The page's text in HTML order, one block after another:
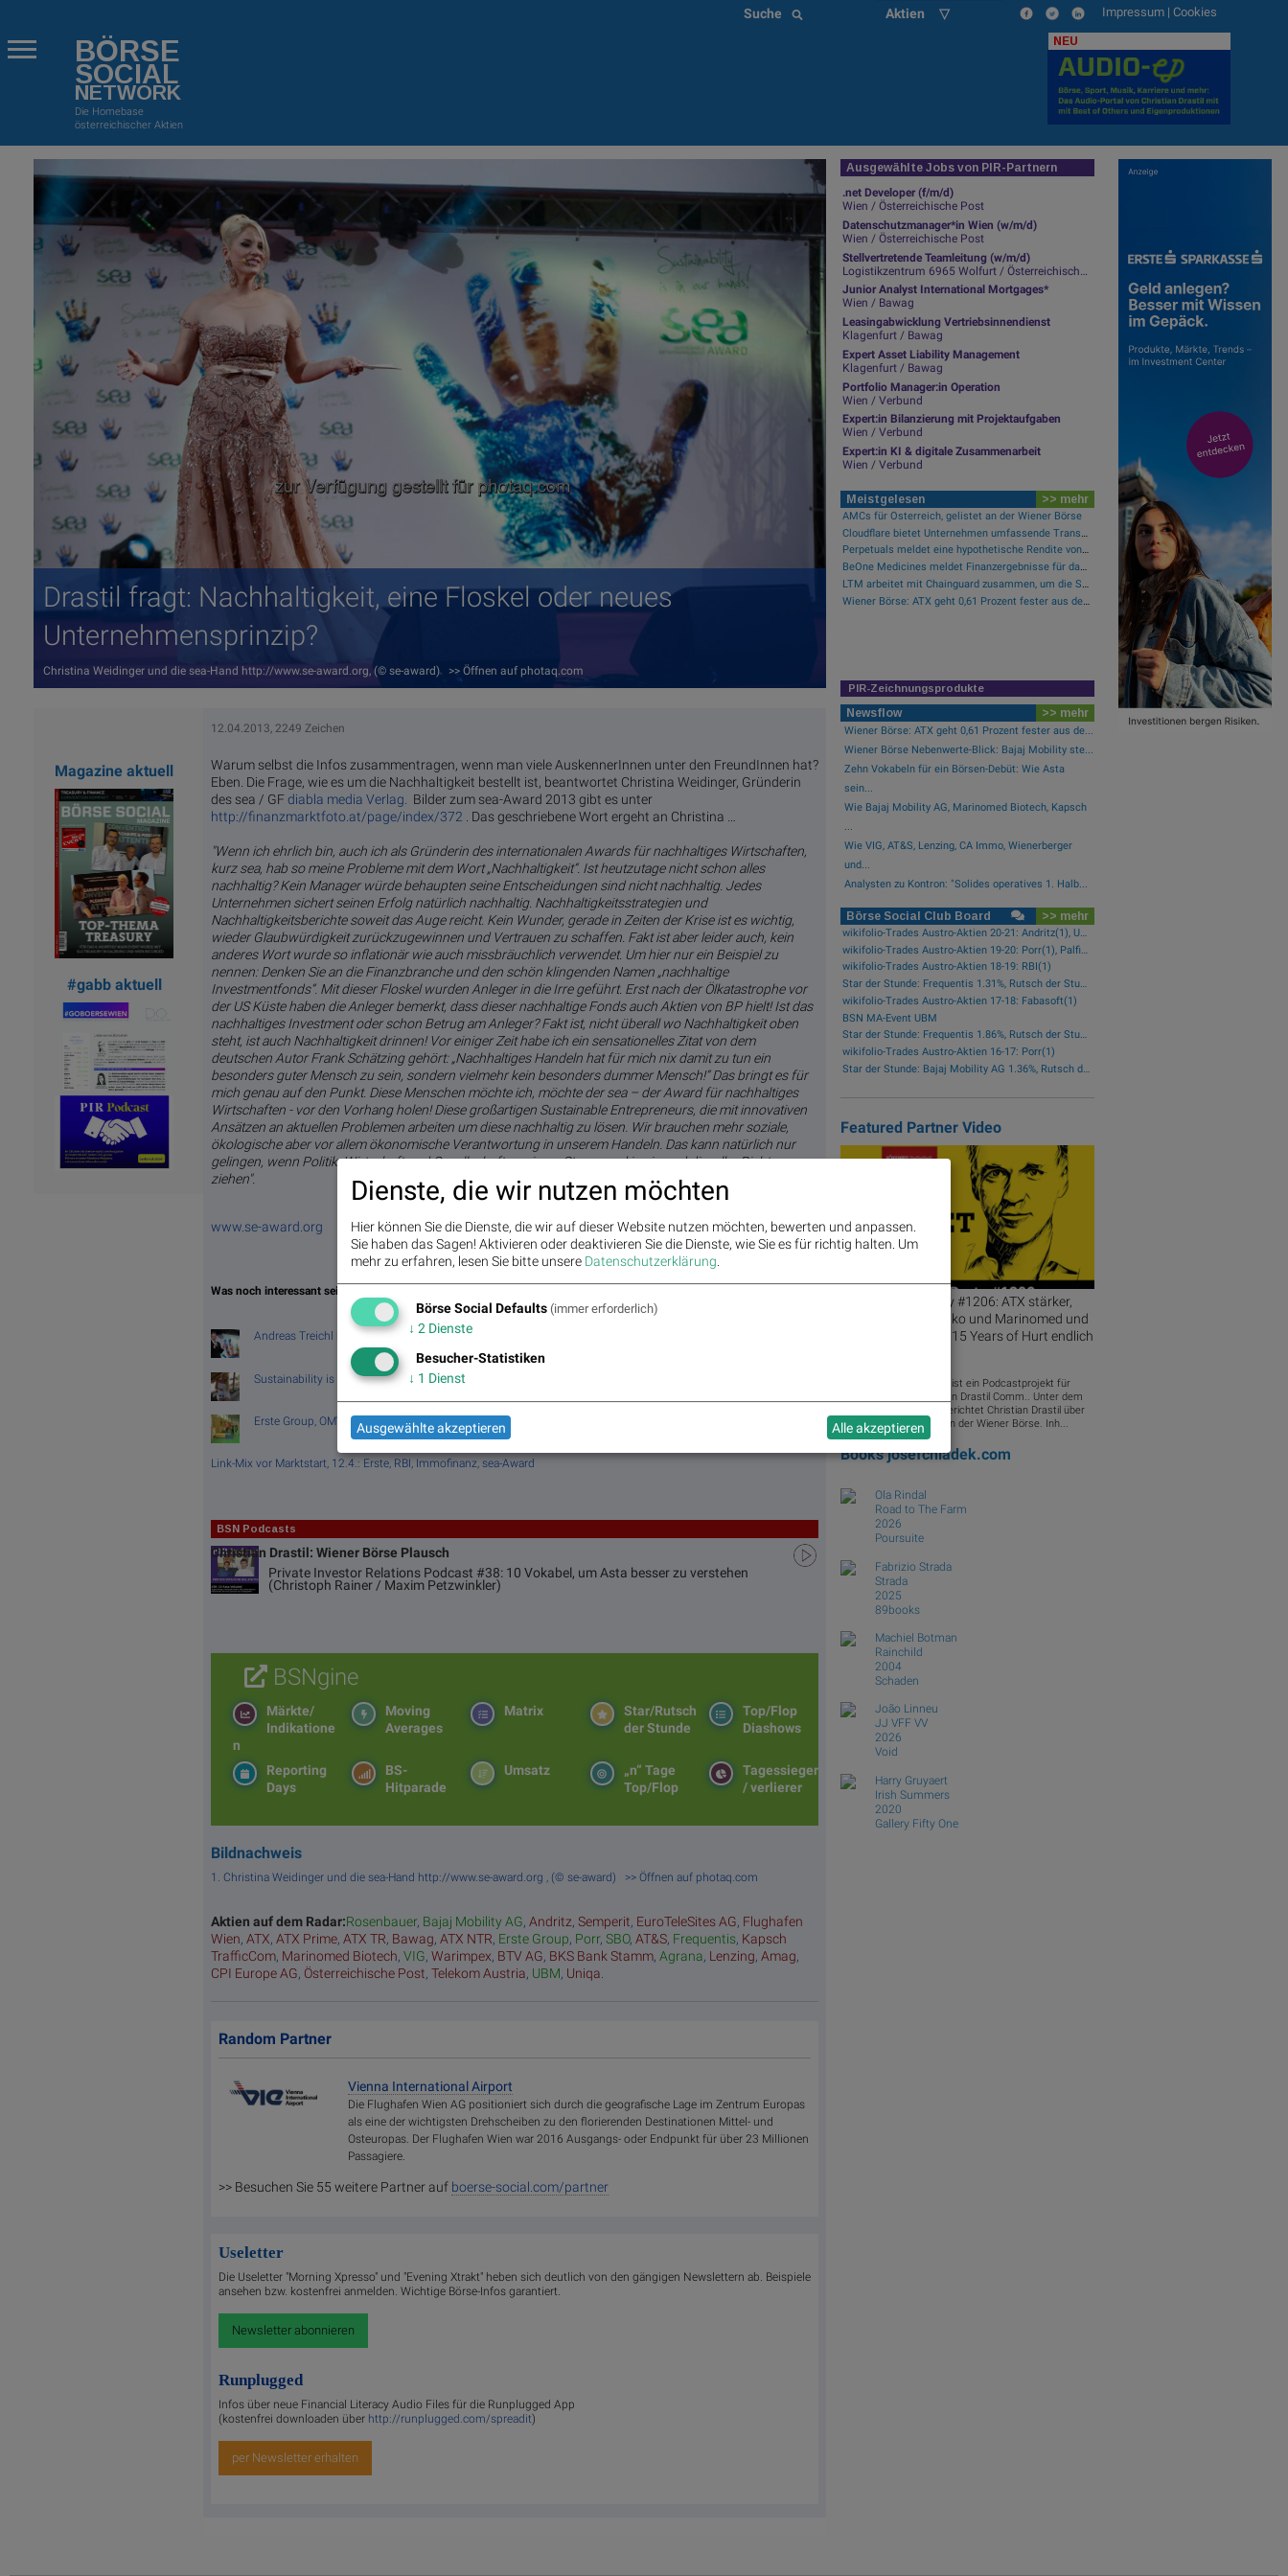
Suche Aktien ▽ Impressum | Cookies
BÖRSE
SOCIAL
NETWORK
Die Homebase
österreichischer Aktien
NEU
Drastil fragt: Nachhaltigkeit, eine Floskel oder neues
Unternehmensprinzip?
Christina Weidinger und die sea-Hand http://www.se-award.org, (© se-award) >> Öffnen auf photaq.com
Magazine aktuell
#gabb aktuell
12.04.2013, 2249 Zeichen
Warum selbst die Infos zusammentragen, wenn man viele AuskennerInnen unter den FreundInnen hat?
Eben. Die Frage, wie es um die Nachhaltigkeit bestellt ist, beantwortet Christina Weidinger, Gründerin
des sea / GFdiabla media Verlag.
Bilder zum sea-Award 2013 gibt es unter
http://finanzmarktfoto.at/page/index/372 . Das geschriebene Wort ergeht an Christina …
"Wenn ich ehrlich bin, auch ich als Gründerin des internationalen Awards für nachhaltiges Wirtschaften,
kurz sea, hab so meine Probleme mit dem Wort „Nachhaltigkeit“. Ist heutzutage nicht schon alles
nachhaltig? Kein Manager würde behaupten seine Entscheidungen sind nicht nachhaltig. Jedes
Unternehmen sichert seinen Erfolg natürlich nachhaltig. Nachhaltigkeitsstrategien und
Nachhaltigkeitsberichte soweit das Auge reicht. Kein Wunder, gerade in Zeiten der Krise ist es wichtig,
wieder Glaubwürdigkeit zurückzugewinnen und Vertrauen zu schaffen. Fakt ist aber leider auch, kein
anderes Wort wurde so inflationär wie auch missbräuchlich verwendet. Um hier nur ein Beispiel zu
nennen: Denken Sie an die Finanzbranche und den schön klingenden Namen „nachhaltige
Investmentfonds“. Mit dieser Floskel wurden Anleger in die Irre geführt. Erst nach der Ölkatastrophe vor
der US Küste haben die Anleger bemerkt, dass dieser nachhaltige Fonds auch Aktien von BP hielt! Ist das
nachhaltiges Investment oder schon Betrug am Anleger? Fakt ist, nicht überall wo Nachhaltigkeit oben
steht, ist auch Nachhaltigkeit drinnen! Vor einiger Zeit habe ich ein sensationelles Zitat von dem
deutschen Autor Frank Schätzing gehört: „Nachhaltiges Handeln hat für mich nix damit zu tun ein
besonders guter Mensch zu sein, sondern vielmehr kein besonders dummer Mensch!“ Das bringt es für
mich genau auf den Punkt. Diese Menschen möchte ich, möchte der sea – der Award für nachhaltiges
Wirtschaften - vor den Vorhang holen! Diese großartigen Sustainable Entrepreneurs, die mit innovativen
Ansätzen an aktuellen Problemen arbeiten um diese nachhaltig zu lösen. Wir brauchen mehr soziale,
ökologische aber vor allem ökonomische Verantwortung in unserem Handeln. Das kann natürlich nur
gelingen, wenn Politik, Wirtschaft und Gesellschaft an einem Strang und in ein und dieselbe Richtung
ziehen".
www.se-award.org
Was noch interessant sein dürfte:
Andreas Treichl beim sea-Award
Sustainability is in our hands! (Christina Weidinger)
Erste Group, OMV und Immofinanz - dazu Volatilität, das passt ... (Christian Drastil)
Link-Mix vor Marktstart, 12.4.: Erste, RBI, Immofinanz, sea-Award
BSN Podcasts
Christian Drastil: Wiener Börse Plausch
Private Investor Relations Podcast #38: 10 Vokabel, um Asta besser zu verstehen
(Christoph Rainer / Maxim Petzwinkler)
BSNgine
Top/Flop
Diashows
Star/Rutsch
der Stunde
Matrix
Moving
Averages
Märkte/
Indikatione
n
Tagessieger
/ verlierer
„n“ Tage
Top/Flop
Umsatz
BS-
Hitparade
Reporting
Days
Bildnachweis
1. Christina Weidinger und die sea-Hand http://www.se-award.org , (© se-award) >> Öffnen auf photaq.com
Aktien auf dem Radar:Rosenbauer, Bajaj Mobility AG, Andritz, Semperit, EuroTeleSites AG, Flughafen
Wien, ATX, ATX Prime, ATX TR, Bawag, ATX NTR, Erste Group, Porr, SBO, AT&S, Frequentis, Kapsch
TrafficCom, Marinomed Biotech, VIG, Warimpex, BTV AG, BKS Bank Stamm, Agrana, Lenzing, Amag,
CPI Europe AG, Österreichische Post, Telekom Austria, UBM, Uniqa.
Random Partner
Vienna International Airport
Die Flughafen Wien AG positioniert sich durch die geografische Lage im Zentrum Europas
als eine der wichtigsten Drehscheiben zu den florierenden Destinationen Mittel- und
Osteuropas. Der Flughafen Wien war 2016 Ausgangs- oder Endpunkt für über 23 Millionen
Passagiere.
>> Besuchen Sie 55 weitere Partner auf boerse-social.com/partner
Useletter
Die Useletter "Morning Xpresso" und "Evening Xtrakt" heben sich deutlich von den gängigen Newslettern ab. Beispiele
ansehen bzw. kostenfrei anmelden. Wichtige Börse-Infos garantiert.
Newsletter abonnieren
Runplugged
Infos über neue Financial Literacy Audio Files für die Runplugged App
(kostenfrei downloaden über http://runplugged.com/spreadit)
per Newsletter erhalten
Ausgewählte Jobs von PIR-Partnern
.net Developer (f/m/d)
Wien / Österreichische Post
Datenschutzmanager*in Wien (w/m/d)
Wien / Österreichische Post
Stellvertretende Teamleitung (w/m/d)
Logistikzentrum 6965 Wolfurt / Österreichische Post
Junior Analyst International Mortgages*
Wien / Bawag
Leasingabwicklung Vertriebsinnendienst
Klagenfurt / Bawag
Expert Asset Liability Management
Klagenfurt / Bawag
Portfolio Manager:in Operation
Wien / Verbund
Expert:in Bilanzierung mit Projektaufgaben
Wien / Verbund
Expert:in KI & digitale Zusammenarbeit
Wien / Verbund
Meistgelesen >> mehr
AMCs für Österreich, gelistet an der Wiener Börse
Cloudflare bietet Unternehmen umfassende Transparenz zur Überprüfung und Analyse des KI-Einsatzes
Perpetuals meldet eine hypothetische Rendite von 380 % im Backtest der KI-Engine, die die risikofreie Handelsplattform „UpsideOnly“ antreibt
BeOne Medicines meldet Finanzergebnisse für das zweite Quartal 2026 und informiert über aktuelle Geschäftsentwicklungen
LTM arbeitet mit Chainguard zusammen, um die Sicherheit der Software-Lieferkette durch BlueVerse™ RightLogic zu stärken
Wiener Börse: ATX geht 0,61 Prozent fester aus der Donnerstag-Sitzung
PIR-Zeichnungsprodukte
Newsflow >> mehr
Wiener Börse: ATX geht 0,61 Prozent fester aus de...
Wiener Börse Nebenwerte-Blick: Bajaj Mobility ste...
Zehn Vokabeln für ein Börsen-Debüt: Wie Asta
sein...
Wie Bajaj Mobility AG, Marinomed Biotech, Kapsch
Wie VIG, AT&S, Lenzing, CA Immo, Wienerberger
und...
Analysten zu Kontron: "Solides operatives 1. Halb...
Börse Social Club Board >> mehr
wikifolio-Trades Austro-Aktien 20-21: Andritz(1), Uniqa(1), OMV(1)
wikifolio-Trades Austro-Aktien 18-19: RBI(1)
Star der Stunde: Frequentis 1.31%, Rutsch der Stunde: RHI Magnesita -1.38%
wikifolio-Trades Austro-Aktien 17-18: Fabasoft(1)
BSN MA-Event UBM
Star der Stunde: Frequentis 1.86%, Rutsch der Stunde: Kapsch TrafficCom -2.16%
wikifolio-Trades Austro-Aktien 16-17: Porr(1)
Star der Stunde: Bajaj Mobility AG 1.36%, Rutsch der Stunde: Polytec Group -1.81%
Featured Partner Video
Wiener Börse Party #1206: ATX stärker,
Spannung bei Addiko und Marinomed und
die ÖVP sagt nach 15 Years of Hurt endlich
Die Wiener Börse Party ist ein Podcastprojekt für
Audio-CD.at von Christian Drastil Comm.. Unter dem
Motto „Market & Me“ berichtet Christian Drastil über
das Tagesgeschehen an der Wiener Börse. Inh...
Booksjosefchladek.com
Ola Rindal
Road to The Farm
2026
Poursuite
Fabrizio Strada
Strada
2025
89books
Machiel Botman
Rainchild
2004
Schaden
João Linneu
JJ VFF VV
2026
Void
Harry Gruyaert
Irish Summers
2020
Gallery Fifty One
Dienste, die wir nutzen möchten
Hier können Sie die Dienste, die wir auf dieser Website nutzen möchten, bewerten und anpassen.
Sie haben das Sagen! Aktivieren oder deaktivieren Sie die Dienste, wie Sie es für richtig halten. Um
mehr zu erfahren, lesen Sie bitte unsere Datenschutzerklärung.
Börse Social Defaults (immer erforderlich)
↓ 2 Dienste
Besucher-Statistiken
↓ 1 Dienst
Ausgewählte akzeptieren Alle akzeptieren